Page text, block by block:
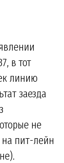
в тот
линию
заезда
не
на пит-лейн